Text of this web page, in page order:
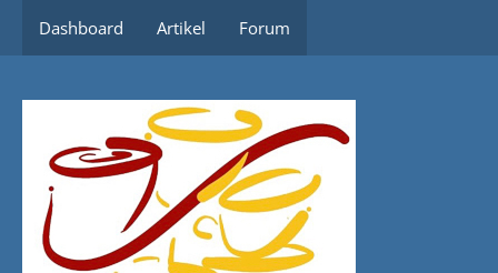
Dashboard Artikel Forum